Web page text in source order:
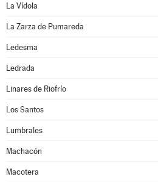
La Vídola
La Zarza de Pumareda
Ledesma
Ledrada
Linares de Riofrío
Los Santos
Lumbrales
Machacón
Macotera